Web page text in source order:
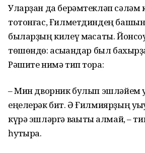
Уларҙан да берəмтеклəп сəлəм
тотонғас, Ғилметдиндең
быларҙың килеү маҡсаты. Йонсоу
тɵшɵндɵ: асыҡҡандар был
Рəшите нимə тип тора:
– Мин дворник булып эшлəйем
еңелерəк бит. Ə Ғилмиярҙың
күрə эшлəргə ваҡыты ҡалмай, –
һуҡтыра.